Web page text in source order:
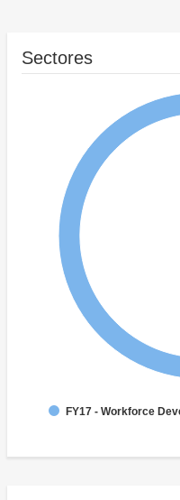
Sectores
FY17 - Workforce